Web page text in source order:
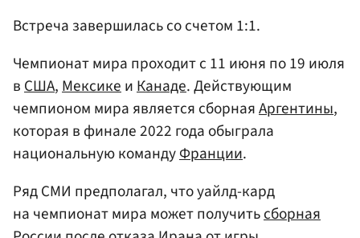
Встреча завершилась со счетом 1:1.
Чемпионат мира проходит с 11 июня по 19 июля
вСША,МексикеиКанаде. Действующим
чемпионом мира является сборнаяАргентины,
которая в финале 2022 года обыграла
национальную командуФранции.
Ряд СМИ предполагал, что уайлд-кард
на чемпионат мира может получитьсборная